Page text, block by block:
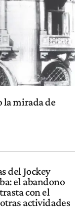
la mirada de
del Jockey
el abandono
con el
actividades